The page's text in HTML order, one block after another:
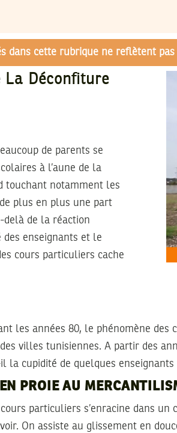
dans cette rubrique ne reflètent
La Déconfiture
de parents se
à l’aune de la
touchant notamment les
plus en plus une part
delà de la réaction
enseignants et le
cours particuliers cache
les années 80, le phénomène
villes tunisiennes. A partir des
la cupidité de quelques
EN PROIE AU
particuliers s’enracine dans un
On assiste au glissement en